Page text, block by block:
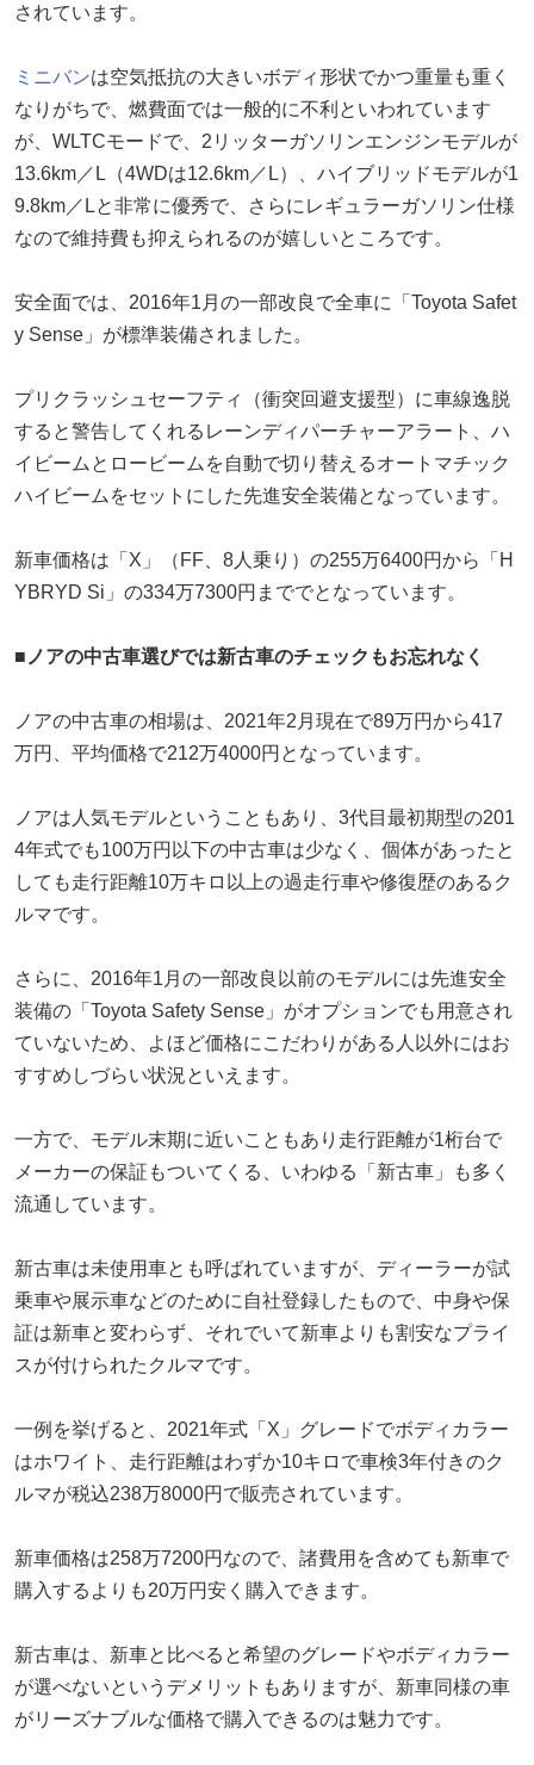
されています。
ミニバンは空気抵抗の大きいボディ形状でかつ重量も重く
なりがちで、燃費面では一般的に不利といわれています
が、WLTCモードで、2リッターガソリンエンジンモデルが
13.6km／L（4WDは12.6km／L）、ハイブリッドモデルが1
9.8km／Lと非常に優秀で、さらにレギュラーガソリン仕様
なので維持費も抑えられるのが嬉しいところです。
安全面では、2016年1月の一部改良で全車に「Toyota Safet
y Sense」が標準装備されました。
プリクラッシュセーフティ（衝突回避支援型）に車線逸脱
すると警告してくれるレーンディパーチャーアラート、ハ
イビームとロービームを自動で切り替えるオートマチック
ハイビームをセットにした先進安全装備となっています。
新車価格は「X」（FF、8人乗り）の255万6400円から「H
YBRYD Si」の334万7300円まででとなっています。
■ノアの中古車選びでは新古車のチェックもお忘れなく
ノアの中古車の相場は、2021年2月現在で89万円から417
万円、平均価格で212万4000円となっています。
ノアは人気モデルということもあり、3代目最初期型の201
4年式でも100万円以下の中古車は少なく、個体があったと
しても走行距離10万キロ以上の過走行車や修復歴のあるク
ルマです。
さらに、2016年1月の一部改良以前のモデルには先進安全
装備の「Toyota Safety Sense」がオプションでも用意され
ていないため、よほど価格にこだわりがある人以外にはお
すすめしづらい状況といえます。
一方で、モデル末期に近いこともあり走行距離が1桁台で
メーカーの保証もついてくる、いわゆる「新古車」も多く
流通しています。
新古車は未使用車とも呼ばれていますが、ディーラーが試
乗車や展示車などのために自社登録したもので、中身や保
証は新車と変わらず、それでいて新車よりも割安なプライ
スが付けられたクルマです。
一例を挙げると、2021年式「X」グレードでボディカラー
はホワイト、走行距離はわずか10キロで車検3年付きのク
ルマが税込238万8000円で販売されています。
新車価格は258万7200円なので、諸費用を含めても新車で
購入するよりも20万円安く購入できます。
新古車は、新車と比べると希望のグレードやボディカラー
が選べないというデメリットもありますが、新車同様の車
がリーズナブルな価格で購入できるのは魅力です。